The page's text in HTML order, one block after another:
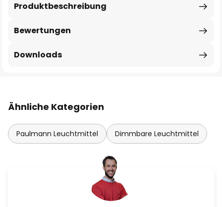
Produktbeschreibung
Bewertungen
Downloads
Ähnliche Kategorien
Paulmann Leuchtmittel Dimmbare Leuchtmittel